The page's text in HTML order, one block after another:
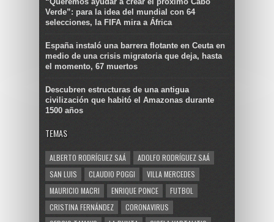
Verde”: para la idea del mundial con 64
selecciones, la FIFA mira a África
España instaló una barrera flotante en Ceuta en
medio de una crisis migratoria que deja, hasta
el momento, 67 muertos
Descubren estructuras de una antigua
civilización que habitó el Amazonas durante
1500 años
TEMAS
ALBERTO RODRÍGUEZ SAÁ
ADOLFO RODRÍGUEZ SAÁ
SAN LUIS
CLAUDIO POGGI
VILLA MERCEDES
MAURICIO MACRI
ENRIQUE PONCE
FUTBOL
CRISTINA FERNÁNDEZ
CORONAVIRUS